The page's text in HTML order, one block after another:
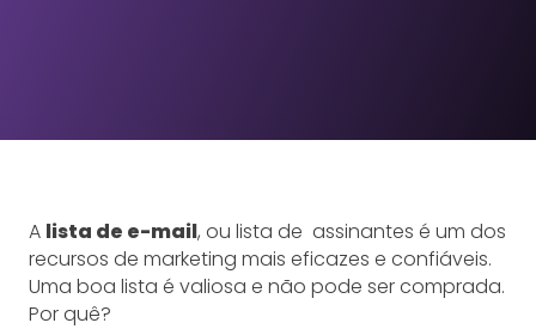
A lista de e-mail, ou lista de assinantes é um dos
recursos de marketing mais eficazes e confiáveis.
Uma boa lista é valiosa e não pode ser comprada.
Por quê?